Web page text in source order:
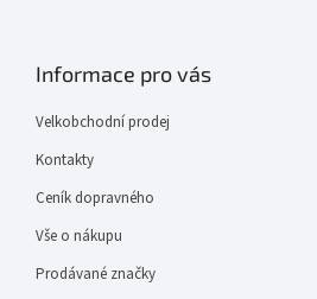
Informace pro vás
Velkobchodní prodej
Kontakty
Ceník dopravného
Vše o nákupu
Prodávané značky